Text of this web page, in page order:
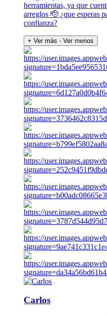
herramientas, ya que
arreglos 🫡 ¿que esperas
confianza?
+ Ver más - Ver menos
Carlos